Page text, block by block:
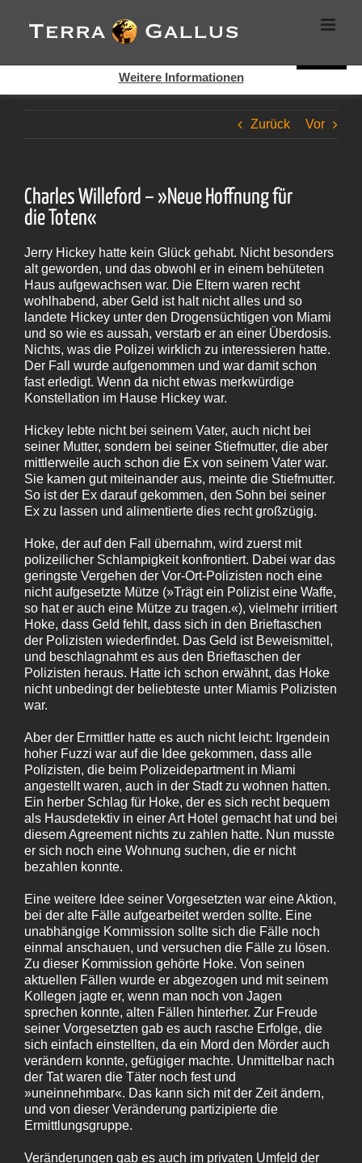
Inhalt
springen
Zurück Vor
Charles Willeford – »Neue Hoffnung für
die Toten«
Jerry Hickey hatte kein Glück gehabt. Nicht besonders
alt geworden, und das obwohl er in einem behüteten
Haus aufgewachsen war. Die Eltern waren recht
wohlhabend, aber Geld ist halt nicht alles und so
landete Hickey unter den Drogensüchtigen von Miami
und so wie es aussah, verstarb er an einer Überdosis.
Nichts, was die Polizei wirklich zu interessieren hatte.
Der Fall wurde aufgenommen und war damit schon
fast erledigt. Wenn da nicht etwas merkwürdige
Konstellation im Hause Hickey war.
Hickey lebte nicht bei seinem Vater, auch nicht bei
seiner Mutter, sondern bei seiner Stiefmutter, die aber
mittlerweile auch schon die Ex von seinem Vater war.
Sie kamen gut miteinander aus, meinte die Stiefmutter.
So ist der Ex darauf gekommen, den Sohn bei seiner
Ex zu lassen und alimentierte dies recht großzügig.
Hoke, der auf den Fall übernahm, wird zuerst mit
polizeilicher Schlampigkeit konfrontiert. Dabei war das
geringste Vergehen der Vor-Ort-Polizisten noch eine
nicht aufgesetzte Mütze (»Trägt ein Polizist eine Waffe,
so hat er auch eine Mütze zu tragen.«), vielmehr irritiert
Hoke, dass Geld fehlt, dass sich in den Brieftaschen
der Polizisten wiederfindet. Das Geld ist Beweismittel,
und beschlagnahmt es aus den Brieftaschen der
Polizisten heraus. Hatte ich schon erwähnt, das Hoke
nicht unbedingt der beliebteste unter Miamis Polizisten
war.
Aber der Ermittler hatte es auch nicht leicht: Irgendein
hoher Fuzzi war auf die Idee gekommen, dass alle
Polizisten, die beim Polizeidepartment in Miami
angestellt waren, auch in der Stadt zu wohnen hatten.
Ein herber Schlag für Hoke, der es sich recht bequem
als Hausdetektiv in einer Art Hotel gemacht hat und bei
diesem Agreement nichts zu zahlen hatte. Nun musste
er sich noch eine Wohnung suchen, die er nicht
bezahlen konnte.
Eine weitere Idee seiner Vorgesetzten war eine Aktion,
bei der alte Fälle aufgearbeitet werden sollte. Eine
unabhängige Kommission sollte sich die Fälle noch
einmal anschauen, und versuchen die Fälle zu lösen.
Zu dieser Kommission gehörte Hoke. Von seinen
aktuellen Fällen wurde er abgezogen und mit seinem
Kollegen jagte er, wenn man noch von Jagen
sprechen konnte, alten Fällen hinterher. Zur Freude
seiner Vorgesetzten gab es auch rasche Erfolge, die
sich einfach einstellten, da ein Mord den Mörder auch
verändern konnte, gefügiger machte. Unmittelbar nach
der Tat waren die Täter noch fest und
»uneinnehmbar«. Das kann sich mit der Zeit ändern,
und von dieser Veränderung partizipierte die
Ermittlungsgruppe.
Veränderungen gab es auch im privaten Umfeld der
Cookies helfen auf auf dieser Seite bei der Bereitstellung der
Dienste. Durch die Nutzung dieser Webseite erklären Sie sich
Weitere Informationen